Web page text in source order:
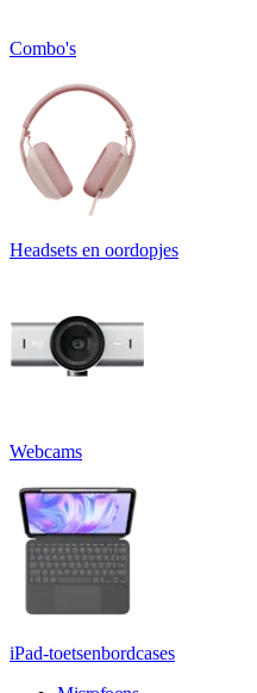
Combo's
Headsets en oordopjes
Webcams
iPad-toetsenbordcases